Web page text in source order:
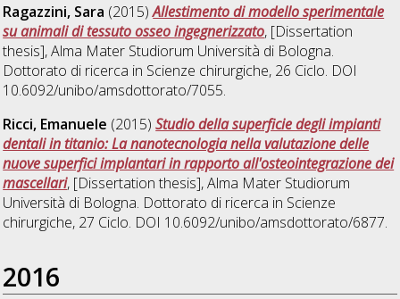
Ragazzini, Sara (2015)Allestimento di modello sperimentale
su animali di tessuto osseo ingegnerizzato, [Dissertation
thesis], Alma Mater Studiorum Università di Bologna.
Dottorato di ricerca in Scienze chirurgiche, 26 Ciclo. DOI
10.6092/unibo/amsdottorato/7055.
Ricci, Emanuele (2015)Studio della superficie degli impianti
dentali in titanio: La nanotecnologia nella valutazione delle
nuove superfici implantari in rapporto all'osteointegrazione dei
mascellari, [Dissertation thesis], Alma Mater Studiorum
Università di Bologna. Dottorato di ricerca in Scienze
chirurgiche, 27 Ciclo. DOI 10.6092/unibo/amsdottorato/6877.
2016